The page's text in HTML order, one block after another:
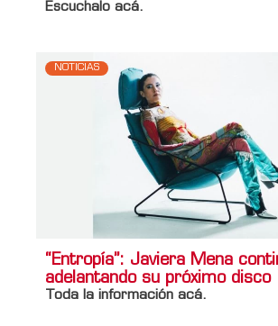
Escuchalo acá.
NOTICIAS
“Entropía”: Javiera Mena
adelantando su próximo disco
Toda la información acá.